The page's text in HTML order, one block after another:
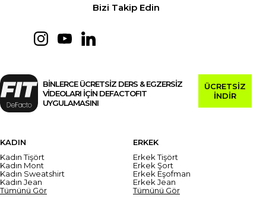
Bizi Takip Edin
BİNLERCE ÜCRETSİZ DERS & EGZERSİZ
VİDEOLARI İÇİN DEFACTOFIT
UYGULAMASINI
ÜCRETSİZ
İNDİR
KADIN
Kadın Tişört
Kadın Mont
Kadın Sweatshirt
Kadın Jean
Tümünü Gör
ERKEK
Erkek Tişört
Erkek Şort
Erkek Eşofman
Erkek Jean
Tümünü Gör